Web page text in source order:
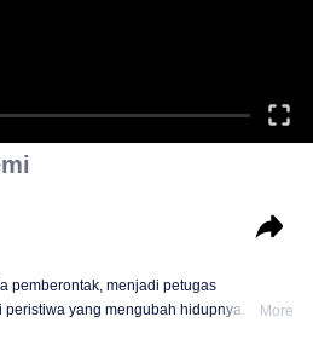
pemberontak, menjadi petugas
yang mengubah hidupnya.
More